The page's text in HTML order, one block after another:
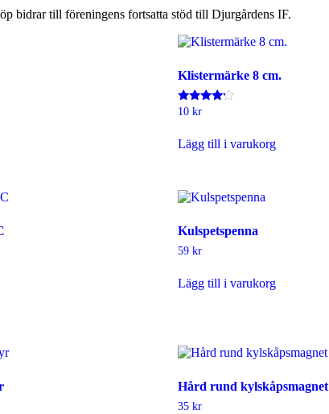
bidrar till föreningens fortsatta stöd till Djurgårdens IF.
Klistermärke 8 cm.
Betygsatt
10 kr
Lägg till i varukorg
Kulspetspenna
59 kr
Lägg till i varukorg
Hård rund kylskåpsmagnet
35 kr